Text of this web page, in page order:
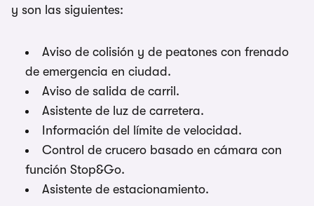
y son las siguientes:
Aviso de colisión y de peatones con frenado
de emergencia en ciudad.
Aviso de salida de carril.
Asistente de luz de carretera.
Información del límite de velocidad.
Control de crucero basado en cámara con
función Stop&Go.
Asistente de estacionamiento.